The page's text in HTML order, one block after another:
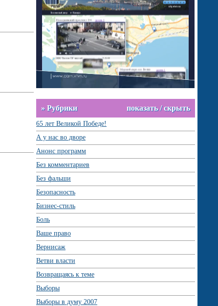
» Рубрики показать / скрыть
65 лет Великой Победе!
А у нас во дворе
Анонс программ
Без комментариев
Без фальши
Безопасность
Бизнес-стиль
Боль
Ваше право
Вернисаж
Ветви власти
Возвращаясь к теме
Выборы
Выборы в думу 2007